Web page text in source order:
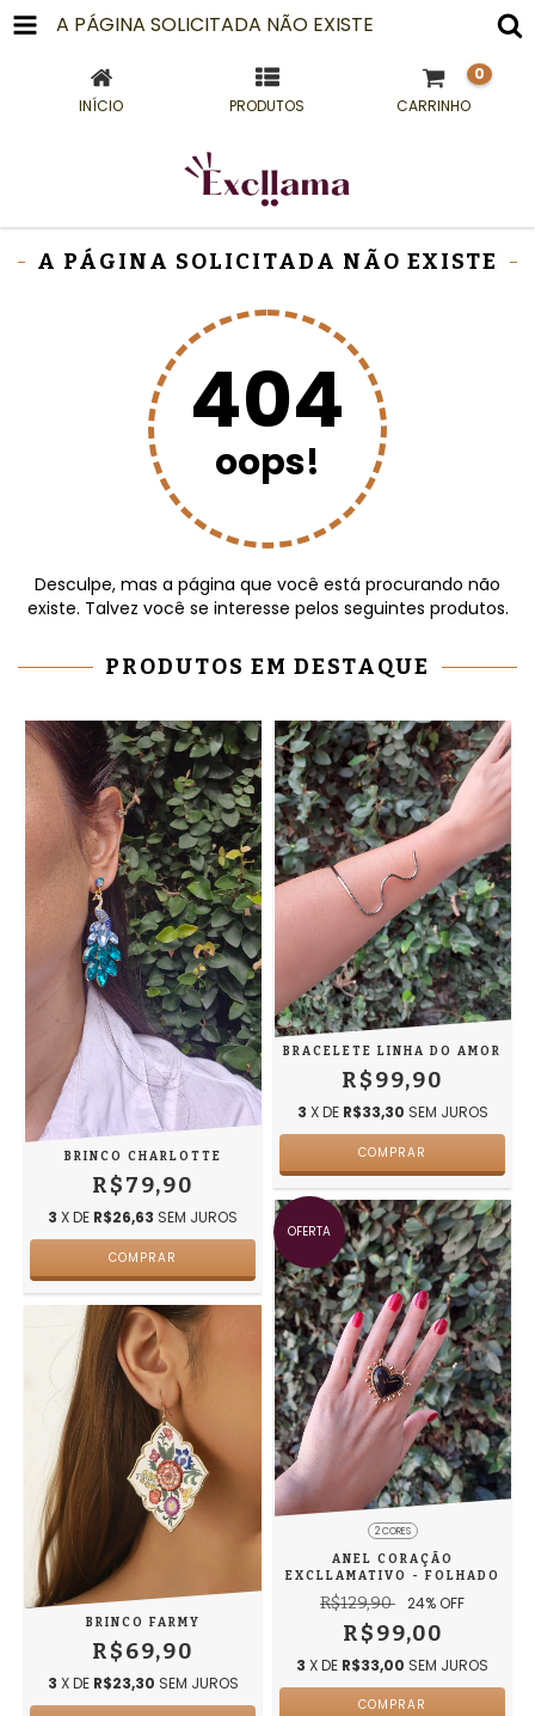
A PÁGINA SOLICITADA NÃO EXISTE
INÍCIO PRODUTOS CARRINHO
0
A PÁGINA SOLICITADA NÃO EXISTE
404
oops!
Desculpe, mas a página que você está procurando não
existe. Talvez você se interesse pelos seguintes produtos.
PRODUTOS EM DESTAQUE
BRINCO CHARLOTTE
R$79,90
3 X DE R$26,63 SEM JUROS
BRACELETE LINHA DO AMOR
R$99,90
3 X DE R$33,30 SEM JUROS
BRINCO FARMY
R$69,90
3 X DE R$23,30 SEM JUROS
OFERTA
2 CORES
ANEL CORAÇÃO
EXCLLAMATIVO - FOLHADO
R$129,90 24% OFF
R$99,00
3 X DE R$33,00 SEM JUROS
COMPRAR